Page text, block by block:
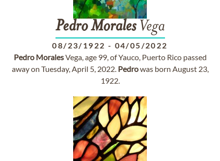
Pedro MoralesVega
08/23/1922 - 04/05/2022
Pedro MoralesVega, age 99, of Yauco, Puerto Rico passed
away on Tuesday, April 5, 2022. Pedrowas born August 23,
1922.